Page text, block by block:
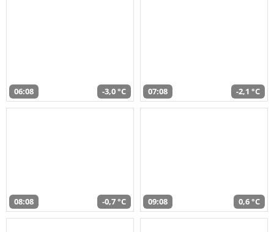
06:08 -3,0 °C 07:08 -2,1 °C
08:08 -0,7 °C 09:08 0,6 °C